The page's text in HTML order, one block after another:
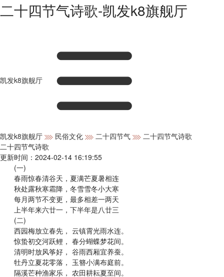
二十四节气诗歌-凯发k8旗舰厅
凯发k8旗舰厅
凯发k8旗舰厅 民俗文化 二十四节气
二十四节气诗歌
二十四节气诗歌
更新时间：2024-02-14 16:19:55
(一)
春雨惊春清谷天，夏满芒夏暑相连
秋处露秋寒霜降，冬雪雪冬小大寒
每月两节不变更，最多相差一两天
上半年来六廿一，下半年是八廿三
(二)
西园梅放立春先， 云镇霄光雨水连。
惊蛰初交河跃鲤， 春分蝴蝶梦花间。
清明时放风筝好， 谷雨西厢宜养蚕。
牡丹立夏花零落， 玉簪小满布庭前。
隔溪芒种渔家乐， 农田耕耘夏至间。